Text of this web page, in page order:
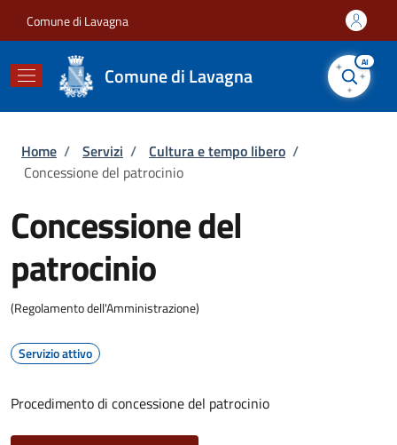
Comune di Lavagna
Comune di Lavagna
AI
Briciole di pane
Home / Servizi / Cultura e tempo libero /
Concessione del patrocinio
Concessione del
patrocinio
(Regolamento dell'Amministrazione)
Servizio attivo
Procedimento di concessione del patrocinio